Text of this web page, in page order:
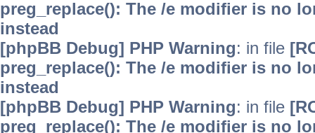
preg_replace(): The /e modifier is no
instead
[phpBB Debug] PHP Warning: in file
preg_replace(): The /e modifier is no
instead
[phpBB Debug] PHP Warning: in file
preg_replace(): The /e modifier is no